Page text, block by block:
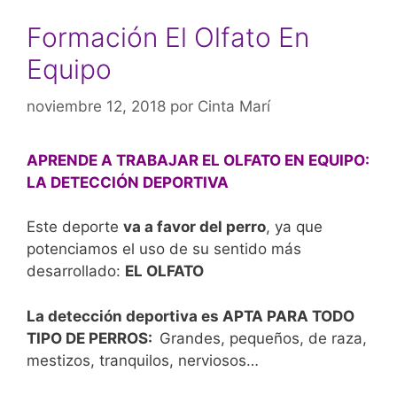
Formación El Olfato En
Equipo
noviembre 12, 2018 por Cinta Marí
APRENDE A TRABAJAR EL OLFATO EN EQUIPO:
LA DETECCIÓN DEPORTIVA
Este deporte va a favor del perro, ya que
potenciamos el uso de su sentido más
desarrollado: EL OLFATO
La detección deportiva es APTA PARA TODO
TIPO DE PERROS: Grandes, pequeños, de raza,
mestizos, tranquilos, nerviosos…